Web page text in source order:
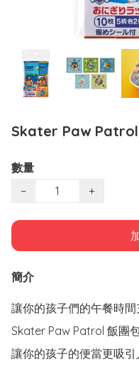
Skater Paw Patrol
數量
−
+
簡介
讓你的孩子們的午餐時
Skater Paw Patrol 飯團
讓你的孩子的便當更吸引